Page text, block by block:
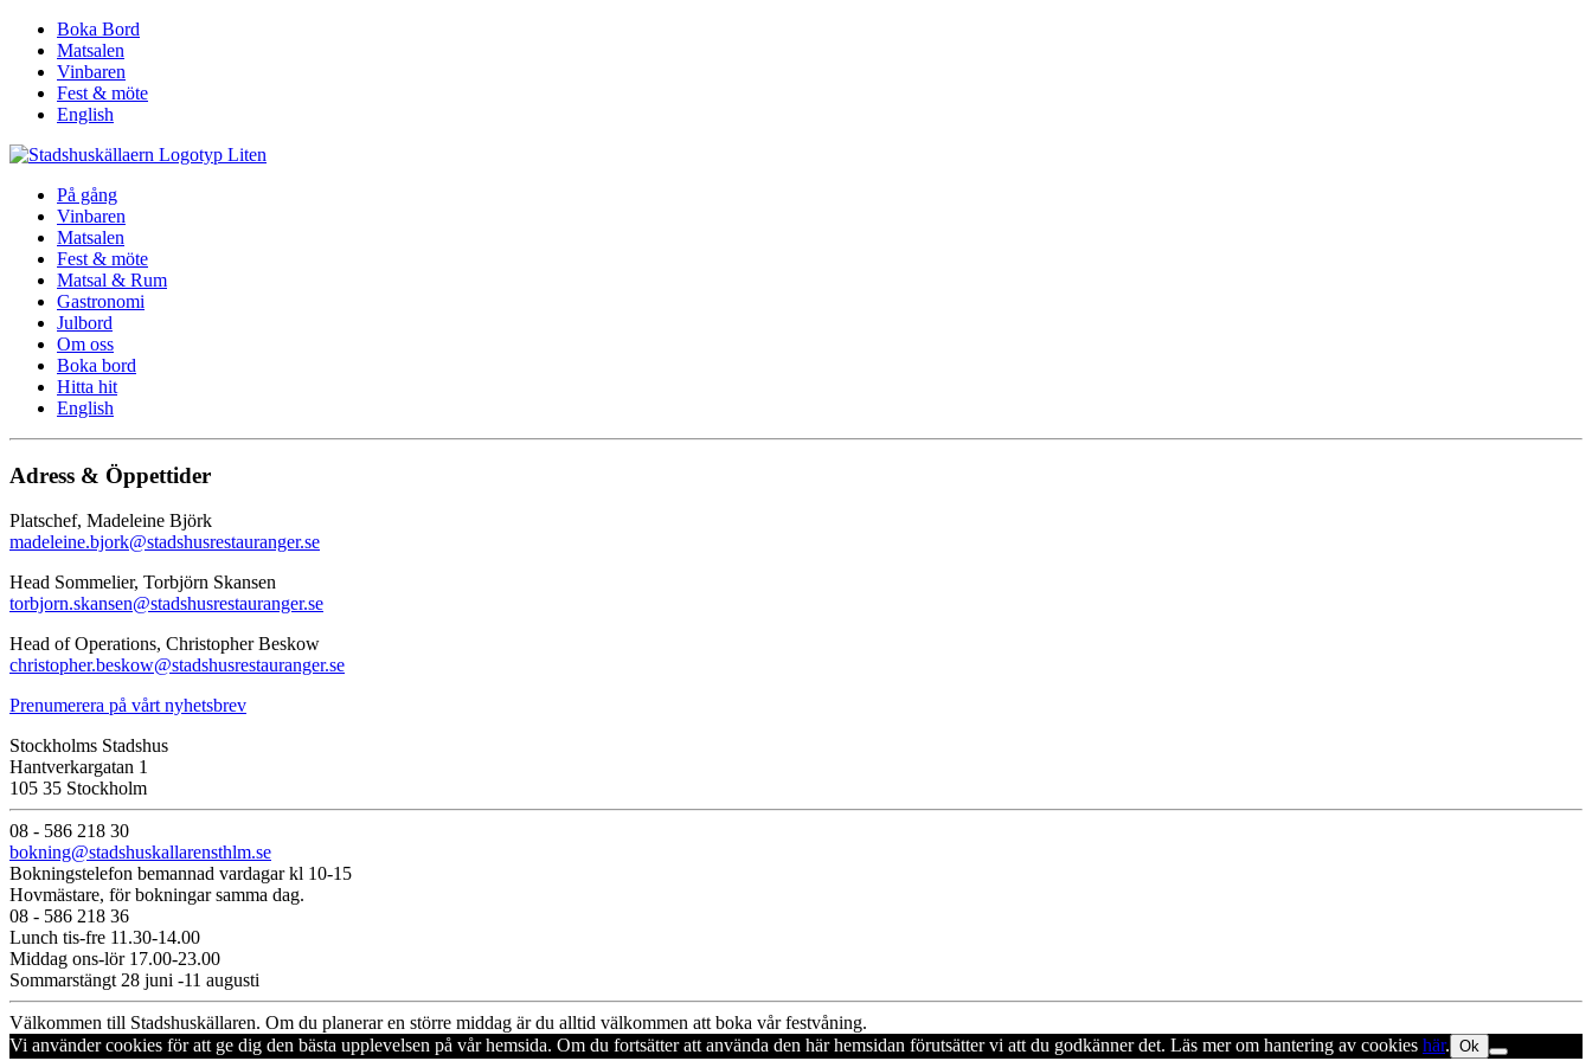
Boka Bord
Matsalen
Vinbaren
Fest & möte
English
På gång
Vinbaren
Matsalen
Fest & möte
Matsal & Rum
Gastronomi
Julbord
Om oss
Boka bord
Hitta hit
English
Adress & Öppettider
Platschef, Madeleine Björk
madeleine.bjork@stadshusrestauranger.se
Head Sommelier, Torbjörn Skansen
torbjorn.skansen@stadshusrestauranger.se
Head of Operations, Christopher Beskow
christopher.beskow@stadshusrestauranger.se
Prenumerera på vårt nyhetsbrev
Stockholms Stadshus
Hantverkargatan 1
105 35 Stockholm
08 - 586 218 30
bokning@stadshuskallarensthlm.se
Bokningstelefon bemannad vardagar kl 10-15
Hovmästare, för bokningar samma dag.
08 - 586 218 36
Lunch tis-fre 11.30-14.00
Middag ons-lör 17.00-23.00
Sommarstängt 28 juni -11 augusti
Välkommen till Stadshuskällaren. Om du planerar en större middag är du alltid välkommen att boka vår festvåning.
Vi använder cookies för att ge dig den bästa upplevelsen på vår hemsida. Om du fortsätter att använda den här hemsidan förutsätter vi att du godkänner det. Läs mer om hantering av cookies här. Ok